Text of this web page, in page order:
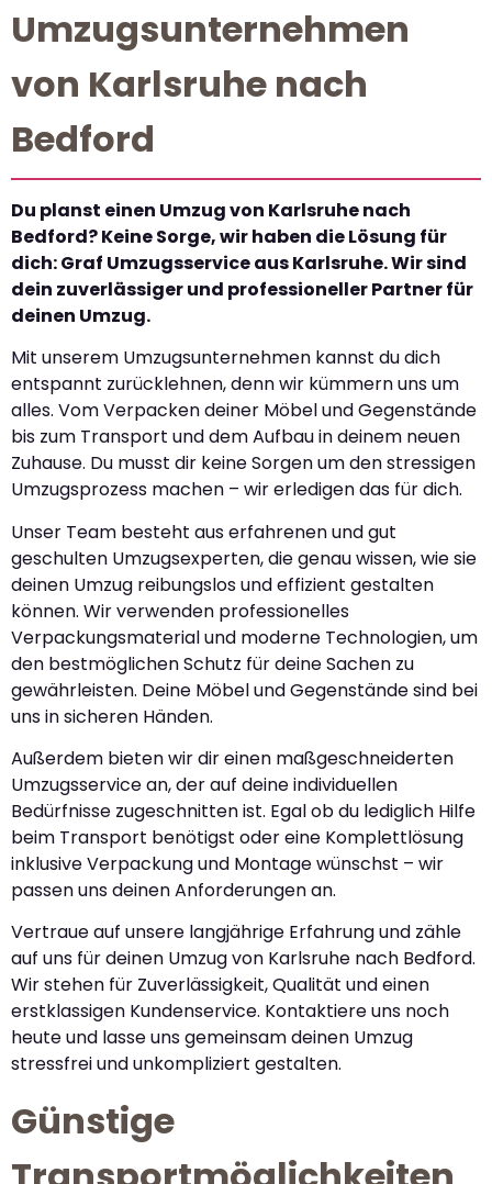
Umzugsunternehmen
von Karlsruhe nach
Bedford
Du planst einen Umzug von Karlsruhe nach
Bedford? Keine Sorge, wir haben die Lösung für
dich: Graf Umzugsservice aus Karlsruhe. Wir sind
dein zuverlässiger und professioneller Partner für
deinen Umzug.
Mit unserem Umzugsunternehmen kannst du dich
entspannt zurücklehnen, denn wir kümmern uns um
alles. Vom Verpacken deiner Möbel und Gegenstände
bis zum Transport und dem Aufbau in deinem neuen
Zuhause. Du musst dir keine Sorgen um den stressigen
Umzugsprozess machen – wir erledigen das für dich.
Unser Team besteht aus erfahrenen und gut
geschulten Umzugsexperten, die genau wissen, wie sie
deinen Umzug reibungslos und effizient gestalten
können. Wir verwenden professionelles
Verpackungsmaterial und moderne Technologien, um
den bestmöglichen Schutz für deine Sachen zu
gewährleisten. Deine Möbel und Gegenstände sind bei
uns in sicheren Händen.
Außerdem bieten wir dir einen maßgeschneiderten
Umzugsservice an, der auf deine individuellen
Bedürfnisse zugeschnitten ist. Egal ob du lediglich Hilfe
beim Transport benötigst oder eine Komplettlösung
inklusive Verpackung und Montage wünschst – wir
passen uns deinen Anforderungen an.
Vertraue auf unsere langjährige Erfahrung und zähle
auf uns für deinen Umzug von Karlsruhe nach Bedford.
Wir stehen für Zuverlässigkeit, Qualität und einen
erstklassigen Kundenservice. Kontaktiere uns noch
heute und lasse uns gemeinsam deinen Umzug
stressfrei und unkompliziert gestalten.
Günstige